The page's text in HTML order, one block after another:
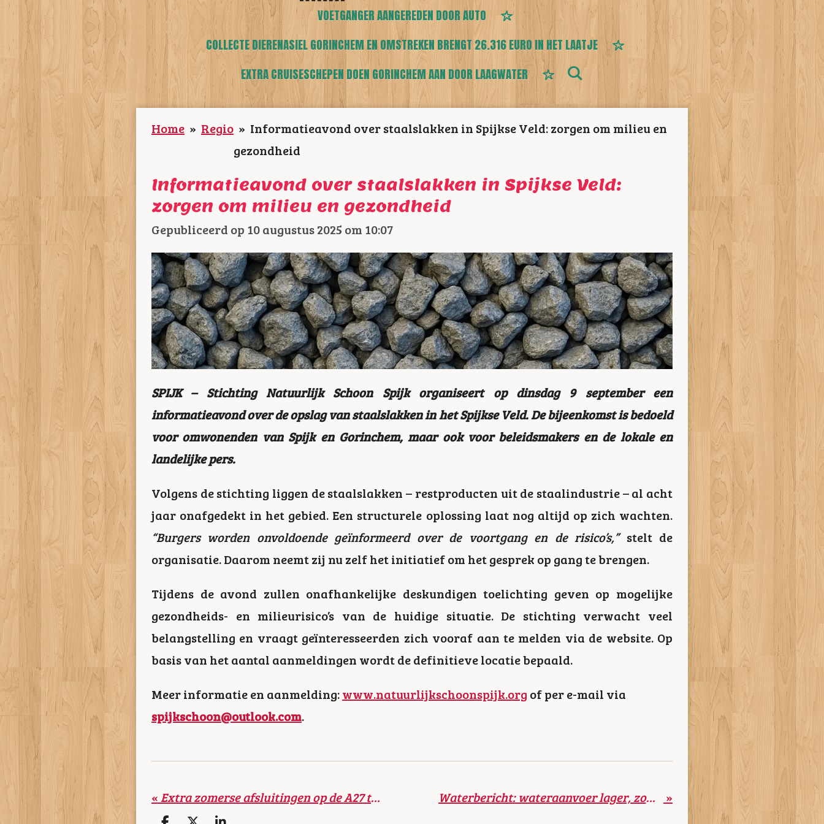
VOETGANGER AANGEREDEN DOOR AUTO
COLLECTE DIERENASIEL GORINCHEM EN OMSTREKEN BRENGT 26.316 EURO IN HET LAATJE
EXTRA CRUISESCHEPEN DOEN GORINCHEM AAN DOOR LAAGWATER
Home » Regio » Informatieavond over staalslakken in Spijkse Veld: zorgen om milieu en
gezondheid
Informatieavond over staalslakken in Spijkse Veld:
zorgen om milieu en gezondheid
Gepubliceerd op 10 augustus 2025 om 10:07
SPIJK – Stichting Natuurlijk Schoon Spijk organiseert op dinsdag 9 september een
informatieavond over de opslag van staalslakken in het Spijkse Veld. De bijeenkomst is bedoeld
voor omwonenden van Spijk en Gorinchem, maar ook voor beleidsmakers en de lokale en
landelijke pers.
Volgens de stichting liggen de staalslakken – restproducten uit de staalindustrie – al acht
jaar onafgedekt in het gebied. Een structurele oplossing laat nog altijd op zich wachten.
“Burgers worden onvoldoende geïnformeerd over de voortgang en de risico’s,”stelt de
organisatie. Daarom neemt zij nu zelf het initiatief om het gesprek op gang te brengen.
Tijdens de avond zullen onafhankelijke deskundigen toelichting geven op mogelijke
gezondheids- en milieurisico’s van de huidige situatie. De stichting verwacht veel
belangstelling en vraagt geïnteresseerden zich vooraf aan te melden via de website. Op
basis van het aantal aanmeldingen wordt de definitieve locatie bepaald.
Meer informatie en aanmelding:www.natuurlijkschoonspijk.org of per e-mail via
spijkschoon@outlook.com.
« Extra zomerse afsluitingen op de A27 tussen Gorinchem en Everdingen Waterbericht: wateraanvoer lager, zomerpeil blijft »